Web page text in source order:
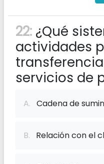
22: ¿Qué
actividades
servicios de
A. Cadena de
B. Relación con el